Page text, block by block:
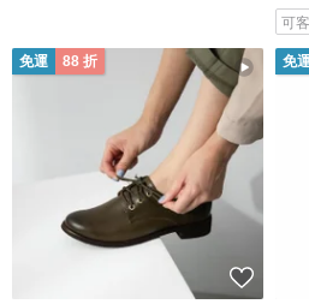
可
免運 88 折 免